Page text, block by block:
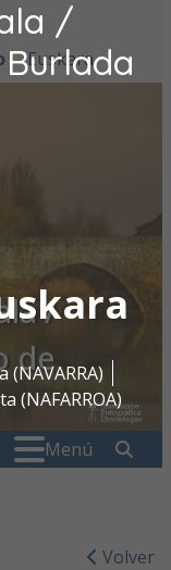
/
(NAVARRA)
(NAFARROA)
Euskara
/
de
Menú
Volver